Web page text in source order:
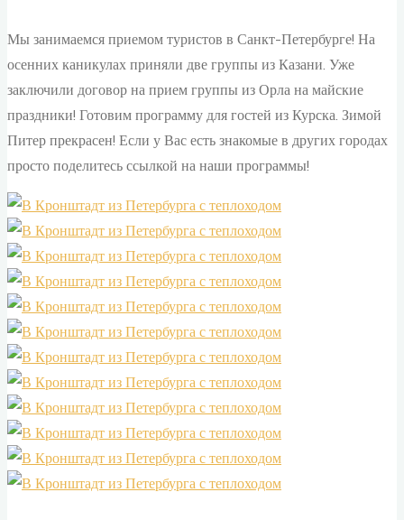
Мы занимаемся приемом туристов в Санкт-Петербурге! На
осенних каникулах приняли две группы из Казани. Уже
заключили договор на прием группы из Орла на майские
праздники! Готовим программу для гостей из Курска. Зимой
Питер прекрасен! Если у Вас есть знакомые в других городах
просто поделитесь ссылкой на наши программы!